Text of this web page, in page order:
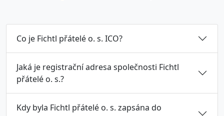
Co je Fichtl přátelé o. s. ICO?
Jaká je registrační adresa společnosti Fichtl
přátelé o. s.?
Kdy byla Fichtl přátelé o. s. zapsána do